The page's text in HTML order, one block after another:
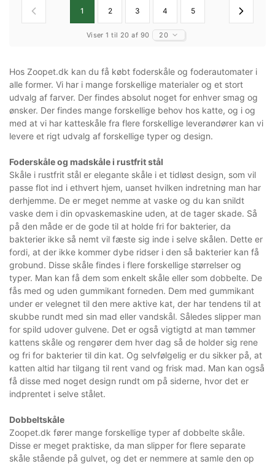
1 2 3 4 5
Viser 1 til 20 af 90 20
Hos Zoopet.dk kan du få købt foderskåle og foderautomater i
alle former. Vi har i mange forskellige materialer og et stort
udvalg af farver. Der findes absolut noget for enhver smag og
ønsker. Der findes mange forskellige behov hos katte, og i og
med at vi har katteskåle fra flere forskellige leverandører kan vi
levere et rigt udvalg af forskellige typer og design.
Foderskåle og madskåle i rustfrit stål
Skåle i rustfrit stål er elegante skåle i et tidløst design, som vil
passe flot ind i ethvert hjem, uanset hvilken indretning man har
derhjemme. De er meget nemme at vaske og du kan snildt
vaske dem i din opvaskemaskine uden, at de tager skade. Så
på den måde er de gode til at holde fri for bakterier, da
bakterier ikke så nemt vil fæste sig inde i selve skålen. Dette er
fordi, at der ikke kommer dybe ridser i den så bakterier kan få
grobund. Disse skåle findes i flere forskellige størrelser og
typer. Man kan få dem som enkelt skåle eller som dobbelte. De
fås med og uden gummikant forneden. Dem med gummikant
under er velegnet til den mere aktive kat, der har tendens til at
skubbe rundt med sin mad eller vandskål. Således slipper man
for spild udover gulvene. Det er også vigtigtd at man tømmer
kattens skåle og rengører dem hver dag så de holder sig rene
og fri for bakterier til din kat. Og selvfølgelig er du sikker på, at
katten altid har tilgang til rent vand og frisk mad. Man kan også
få disse med noget design rundt om på siderne, hvor det er
indprentet i selve stålet.
Dobbeltskåle
Zoopet.dk fører mange forskellige typer af dobbelte skåle.
Disse er meget praktiske, da man slipper for flere separate
skåle stående på gulvet, og det er nemmere at samle den op